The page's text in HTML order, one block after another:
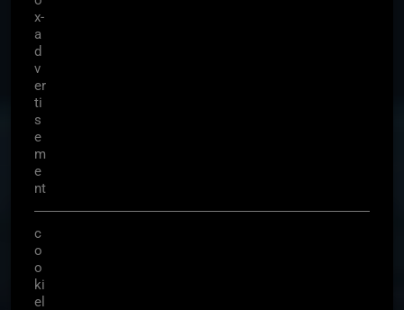
x-
a
d
v
er
ti
s
e
m
e
nt
c
o
o
ki
el